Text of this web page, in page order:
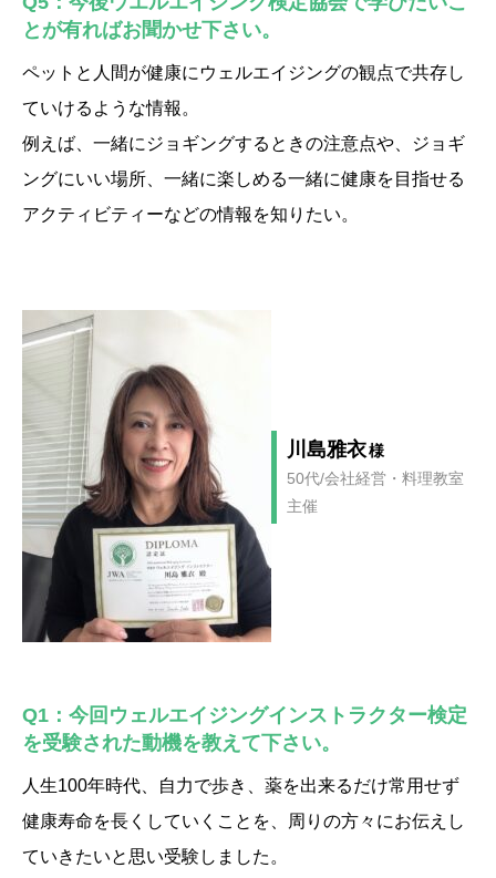
とが有ればお聞かせ下さい。
ペットと人間が健康にウェルエイジングの観点で共存し
ていけるような情報。
例えば、一緒にジョギングするときの注意点や、ジョギ
ングにいい場所、一緒に楽しめる一緒に健康を目指せる
アクティビティーなどの情報を知りたい。
川島雅衣様
50代/会社経営・料理教室
主催
Q1：今回ウェルエイジングインストラクター検定
を受験された動機を教えて下さい。
人生100年時代、自力で歩き、薬を出来るだけ常用せず
健康寿命を長くしていくことを、周りの方々にお伝えし
ていきたいと思い受験しました。